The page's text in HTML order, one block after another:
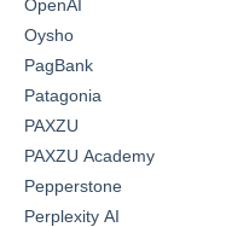
OpenAI
Oysho
PagBank
Patagonia
PAXZU
PAXZU Academy
Pepperstone
Perplexity AI